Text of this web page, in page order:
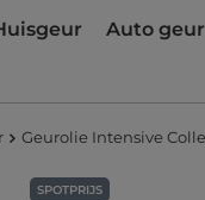
Auto geur
Geurolie Intensive
SPOTPRIJS